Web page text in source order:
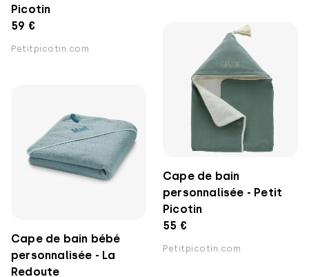
Picotin
59 €
Petitpicotin.com
Cape de bain
personnalisée - Petit
Picotin
55 €
Petitpicotin.com
Cape de bain bébé
personnalisée - La
Redoute